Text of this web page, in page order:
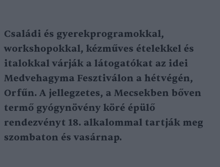
Családi és gyerekprogramokkal,
workshopokkal, kézműves ételekkel és
italokkal várják a látogatókat az idei
Medvehagyma Fesztiválon a hétvégén,
Orfűn. A jellegzetes, a Mecsekben bőven
termő gyógynövény köré épülő
rendezvényt 18. alkalommal tartják meg
szombaton és vasárnap.